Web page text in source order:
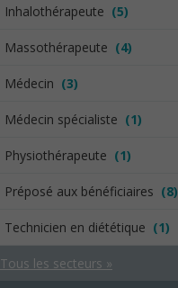
Inhalothérapeute (5)
Massothérapeute (4)
Médecin (3)
Médecin spécialiste (1)
Physiothérapeute (1)
Préposé aux bénéficiaires (8)
Technicien en diététique (1)
Tous les secteurs »